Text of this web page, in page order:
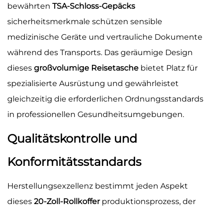
bewährten TSA-Schloss-Gepäcks
sicherheitsmerkmale schützen sensible
medizinische Geräte und vertrauliche Dokumente
während des Transports. Das geräumige Design
dieses großvolumige Reisetasche bietet Platz für
spezialisierte Ausrüstung und gewährleistet
gleichzeitig die erforderlichen Ordnungsstandards
in professionellen Gesundheitsumgebungen.
Qualitätskontrolle und
Konformitätsstandards
Herstellungsexzellenz bestimmt jeden Aspekt
dieses 20-Zoll-Rollkoffer produktionsprozess, der